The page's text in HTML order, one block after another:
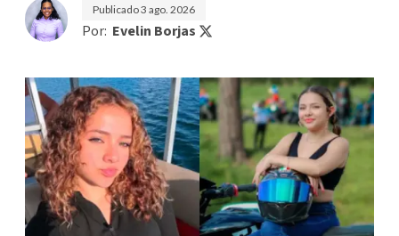
Publicado3 ago. 2026
Por: Evelin Borjas